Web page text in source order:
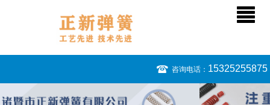
咨询电话： 15325255875